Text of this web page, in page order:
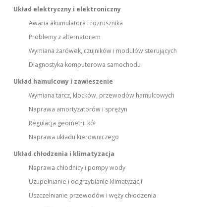
Układ elektryczny i elektroniczny
Awaria akumulatora i rozrusznika
Problemy z alternatorem
Wymiana żarówek, czujników i modułów sterujących
Diagnostyka komputerowa samochodu
Układ hamulcowy i zawieszenie
Wymiana tarcz, klocków, przewodów hamulcowych
Naprawa amortyzatorów i sprężyn
Regulacja geometrii kół
Naprawa układu kierowniczego
Układ chłodzenia i klimatyzacja
Naprawa chłodnicy i pompy wody
Uzupełnianie i odgrzybianie klimatyzacji
Uszczelnianie przewodów i węży chłodzenia